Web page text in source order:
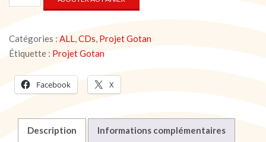
de
-
Tango
(CD)
Catégories : ALL,CDs, Projet Gotan
Étiquette : Projet Gotan
Facebook X
Description Informations complémentaires